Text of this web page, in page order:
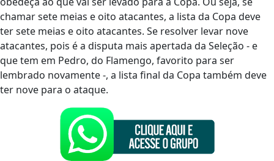
chamar sete meias e oito atacantes, a lista da Copa deve
ter sete meias e oito atacantes. Se resolver levar nove
atacantes, pois é a disputa mais apertada da Seleção - e
que tem em Pedro, do Flamengo, favorito para ser
lembrado novamente -, a lista final da Copa também deve
ter nove para o ataque.